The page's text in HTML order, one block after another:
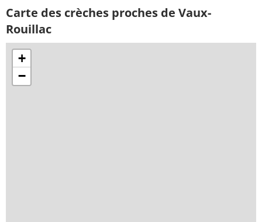
Carte des crèches proches de Vaux-
Rouillac
+
−